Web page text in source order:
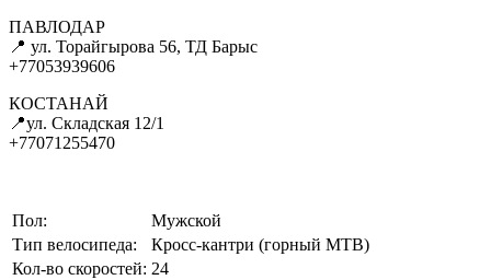
ПАВЛОДАР
📍 ул. Торайгырова 56, ТД Барыс
+77053939606
КОСТАНАЙ
📍ул. Складская 12/1
+77071255470
Пол:
Мужской
Тип велосипеда:
Кросс-кантри (горный MTB)
Кол-во скоростей: 24